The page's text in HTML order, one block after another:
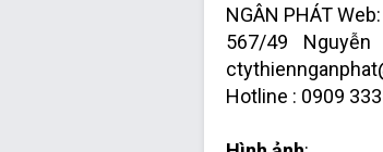
NGÂN PHÁT
567/49 Nguyễn
Hotline : 0909